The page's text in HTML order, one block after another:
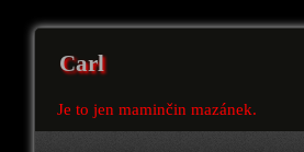
Carl
Je to jen maminčin mazánek.